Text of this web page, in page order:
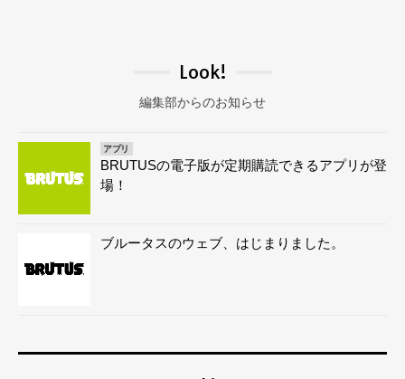
Look!
編集部からのお知らせ
アプリ
BRUTUSの電子版が定期購読できるアプリが登
場！
ブルータスのウェブ、はじまりました。